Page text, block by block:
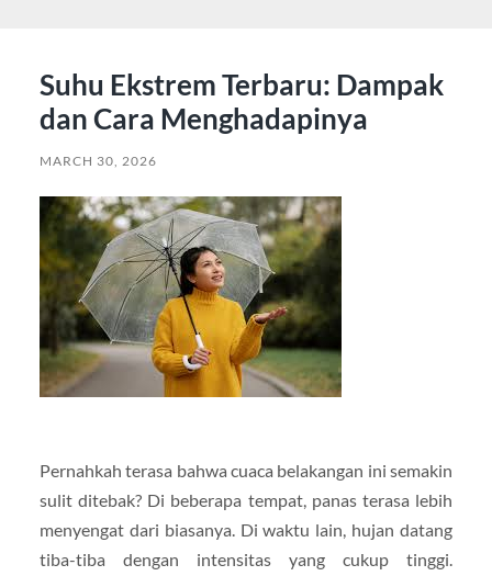
Suhu Ekstrem Terbaru: Dampak
dan Cara Menghadapinya
MARCH 30, 2026
Pernahkah terasa bahwa cuaca belakangan ini semakin
sulit ditebak? Di beberapa tempat, panas terasa lebih
menyengat dari biasanya. Di waktu lain, hujan datang
tiba-tiba dengan intensitas yang cukup tinggi.